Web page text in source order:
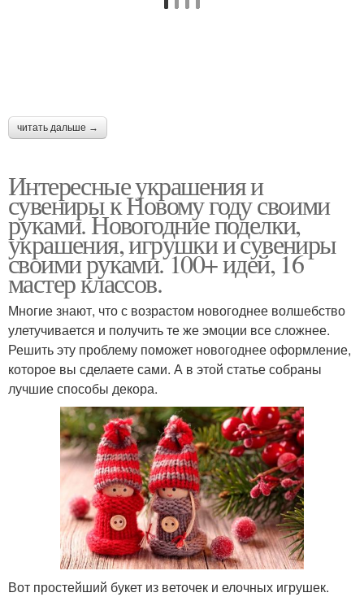
читать дальше →
Интересные украшения и
сувениры к Новому году своими
руками. Новогодние поделки,
украшения, игрушки и сувениры
своими руками. 100+ идей, 16
мастер классов.
Многие знают, что с возрастом новогоднее волшебство
улетучивается и получить те же эмоции все сложнее.
Решить эту проблему поможет новогоднее оформление,
которое вы сделаете сами. А в этой статье собраны
лучшие способы декора.
Вот простейший букет из веточек и елочных игрушек.